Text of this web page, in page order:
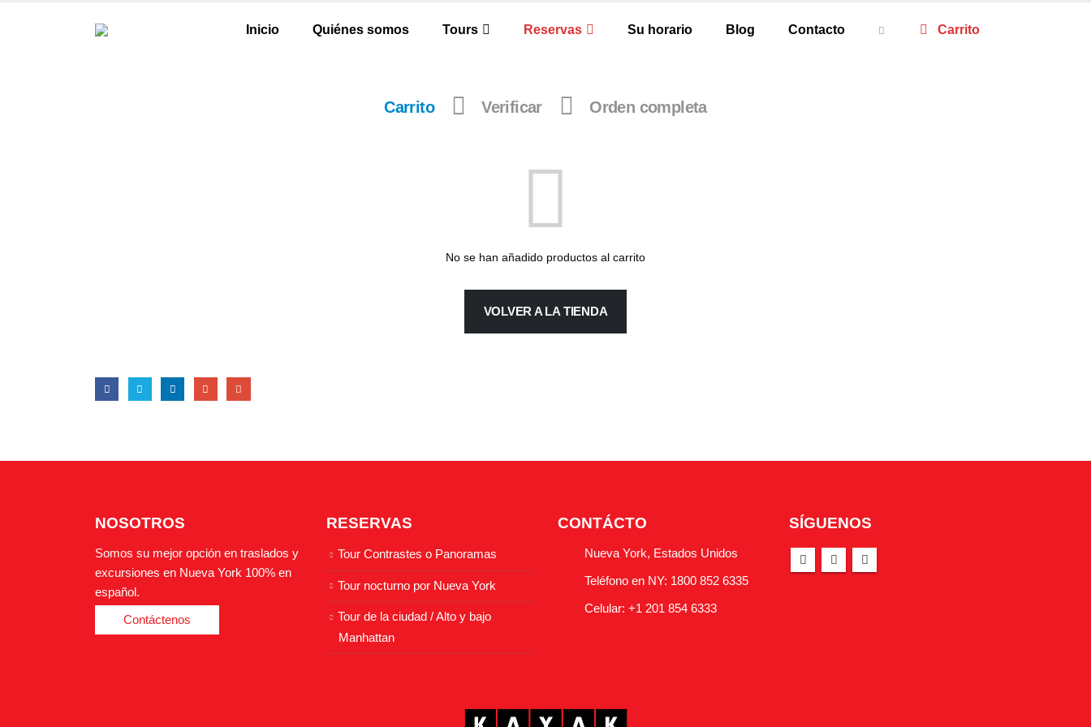
Inicio Quiénes somos Tours Reservas Su horario Blog Contacto Carrito
Carrito Verificar Orden completa
No se han añadido productos al carrito
VOLVER A LA TIENDA
NOSOTROS
Somos su mejor opción en traslados y
excursiones en Nueva York 100% en
español.
Contáctenos
RESERVAS
Tour Contrastes o Panoramas
Tour nocturno por Nueva York
Tour de la ciudad / Alto y bajo
Manhattan
CONTÁCTO
Nueva York, Estados Unidos
Teléfono en NY: 1800 852 6335
Celular: +1 201 854 6333
SÍGUENOS